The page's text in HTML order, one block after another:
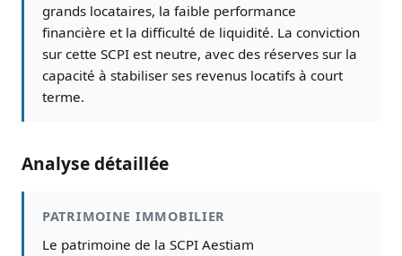
grands locataires, la faible performance
financière et la difficulté de liquidité. La conviction
sur cette SCPI est neutre, avec des réserves sur la
capacité à stabiliser ses revenus locatifs à court
terme.
Analyse détaillée
PATRIMOINE IMMOBILIER
Le patrimoine de la SCPI Aestiam